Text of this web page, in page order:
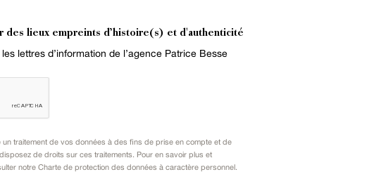
des lieux empreints d’histoire(s) et d'authenticité
lettres d’information de l’agence Patrice Besse
un traitement de vos données à des fins de prise en compte et de
de droits sur ces traitements. Pour en savoir plus et
notre Charte de protection des données à caractère personnel.